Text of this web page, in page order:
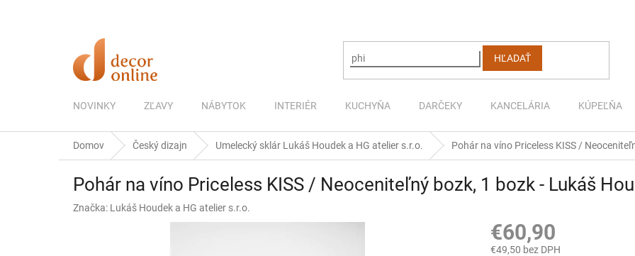
HĽADAŤ
NOVINKY ZĽAVY NÁBYTOK INTERIÉR KUCHYŇA DARČEKY KANCELÁRIA KÚPEĽŇA
Domov Český dizajn Umelecký sklár Lukáš Houdek a HG atelier s.r.o. Pohár na víno Priceless KISS /
Pohár na víno Priceless KISS / Neoceniteľný bozk, 1 bozk - Lukáš
Značka: Lukáš Houdek a HG atelier s.r.o.
€60,90
€49,50 bez DPH